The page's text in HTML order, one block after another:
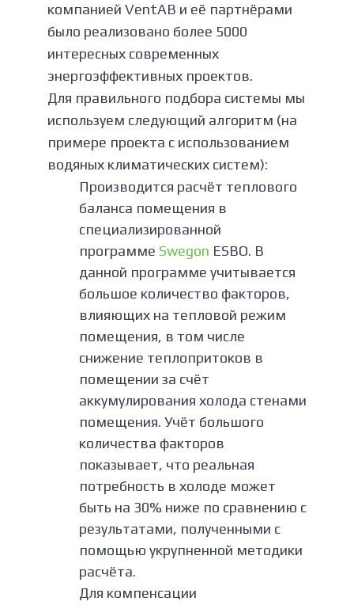
компанией VentAB и её партнёрами
было реализовано более 5000
интересных современных
энергоэффективных проектов.
Для правильного подбора системы мы
используем следующий алгоритм (на
примере проекта с использованием
водяных климатических систем):
Производится расчёт теплового
баланса помещения в
специализированной
программе Swegon ESBO. В
данной программе учитывается
большое количество факторов,
влияющих на тепловой режим
помещения, в том числе
снижение теплопритоков в
помещении за счёт
аккумулирования холода стенами
помещения. Учёт большого
количества факторов
показывает, что реальная
потребность в холоде может
быть на 30% ниже по сравнению с
результатами, полученными с
помощью укрупненной методики
расчёта.
Для компенсации